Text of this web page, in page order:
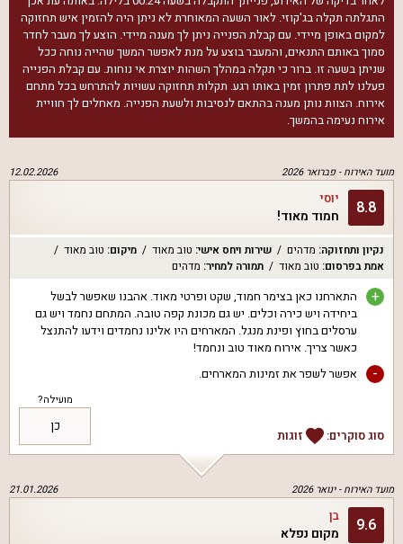
התגלתה תקלה בג'קוזי. לאור השעה המאוחרת לא ניתן היה להזמין איש תחזוקה
למקום באופן מיידי. עם קבלת הפנייה ניתן לך מענה מיידי. הוצע לך מעבר לחדר
סמוך באותם התנאים, והמעבר בוצע על מנת לאפשר המשך שהייה נוחה ככל
שניתן בשעה זו. ברור כי תקלה במהלך השהות יוצרת אי נוחות. עם קבלת הפנייה
פעלנו לתת פתרון זמין באותו רגע. תקלות תחזוקה עשויות להתרחש בכל מתחם
אירוח. הצוות נותן מענה בהתאם לנסיבות ולשעת הפנייה. מאחלים לך חוויית
אירוח נעימה בהמשך.
מועד האירוח -פברואר 2026 12.02.2026
8.8 יוסי
חמוד מאוד!
נקיון ותחזוקה: מדהים שירות ויחס אישי: טוב מאוד מיקום: טוב מאוד
אמת בפרסום: טוב מאוד תמורה למחיר: מדהים
+
התארחנו כאן בצימר חמוד, שקט ופרטי מאוד. אהבנו שאפשר לבשל
ביחידה ויש כירה וכלים. יש גם מכונת קפה טובה. המתחם נחמד ויש גם
ערסלים בחוץ ופינת מנגל. המארחים היו אלינו נחמדים וידעו להתנצל
כאשר צריך. אירוח מאוד טוב ונחמד!
- אפשר לשפר את זמינות המארחים.
סוג סוקרים: זוגות
מועילה?
כן
מועד האירוח -ינואר 2026 21.01.2026
9.6 בן
מקום נפלא